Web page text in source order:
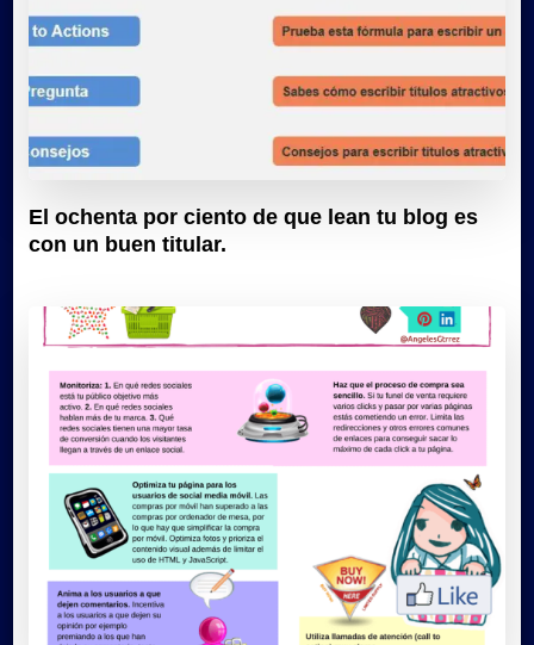
El ochenta por ciento de que lean tu blog es
con un buen titular.